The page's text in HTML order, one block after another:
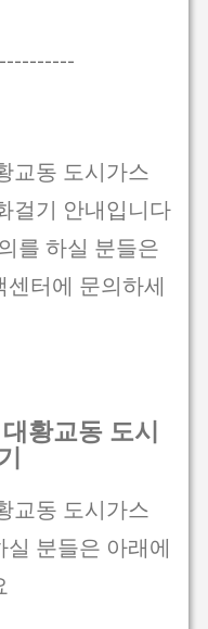
교동 도시가스
걸기 안내입니다
를 하실 분들은
터에 문의하세
황교동 도시
교동 도시가스
분들은 아래에